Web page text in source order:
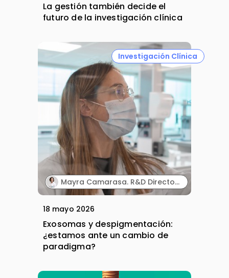
La gestión también decide el
futuro de la investigación clínica
Investigación Clínica
Mayra Camarasa. R&D Director. MartiDerm.
18 mayo 2026
Exosomas y despigmentación:
¿estamos ante un cambio de
paradigma?